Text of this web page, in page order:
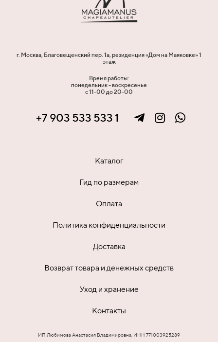
г. Москва, Благовещенский пер. 1а, резиденция «Дом на Маяковке» 1
этаж
Время работы:
понедельник - воскресенье
с 11-00 до 20-00
+7 903 533 533 1
Каталог
Гид по размерам
Оплата
Политика конфиденциальности
Доставка
Возврат товара и денежных средств
Уход и хранение
Контакты
ИП Любимова Анастасия Владимировна, ИНН 771003925289